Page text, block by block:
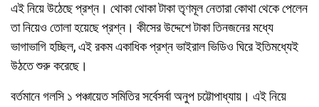
এই নিয়ে উঠেছে প্রশ্ন। থোকা থোকা টাকা তৃণমূল নেতারা কোথা থেকে পেলেন
তা নিয়েও তোলা হয়েছে প্রশ্ন। কীসের উদ্দেশে টাকা তিনজনের মধ্যে
ভাগাভাগি হচ্ছিল, এই রকম একাধিক প্রশ্ন ভাইরাল ভিডিও ঘিরে ইতিমধ্যেই
উঠতে শুরু করেছে।
বর্তমানে গলসি ১ পঞ্চায়েত সমিতির সর্বেসর্বা অনুপ চট্টোপাধ্যায়। এই নিয়ে